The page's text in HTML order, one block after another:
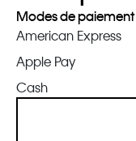
Modes de paiement
American Express
Apple Pay
Cash